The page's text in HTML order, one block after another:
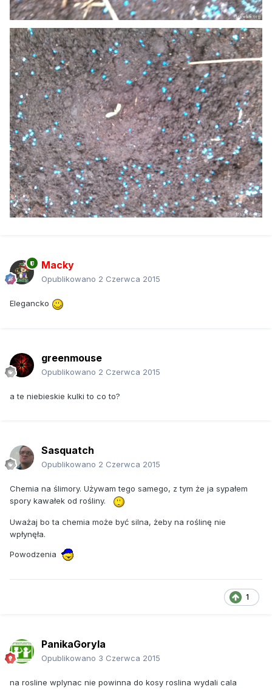
Macky
Opublikowano 2 Czerwca 2015
Elegancko
greenmouse
Opublikowano 2 Czerwca 2015
a te niebieskie kulki to co to?
Sasquatch
Opublikowano 2 Czerwca 2015
Chemia na ślimory. Używam tego samego, z tym że ja sypałem
spory kawałek od rośliny.
Uważaj bo ta chemia może być silna, żeby na roślinę nie
wpłynęła.
Powodzenia
1
PanikaGoryla
Opublikowano 3 Czerwca 2015
na rosline wplynac nie powinna do kosy roslina wydali cala